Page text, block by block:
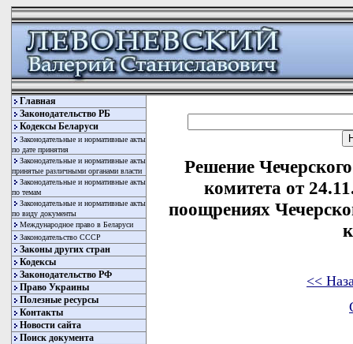
Главная
Законодательство РБ
Кодексы Беларуси
Законодательные и нормативные акты
по дате принятия
Законодательные и нормативные акты
принятые различными органами власти
Законодательные и нормативные акты
по темам
Законодательные и нормативные акты
по виду документы
Международное право в Беларуси
Законодательство СССР
Законы других стран
Кодексы
Законодательство РФ
Право Украины
Полезные ресурсы
Контакты
Новости сайта
Поиск документа
Решение
комитета от
поощрениях
<<